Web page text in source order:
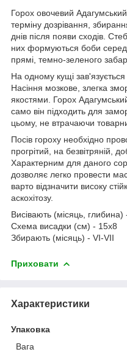
Горох овочевий
терміну дозрівання,
днів після появи сходів.
них формуються боби
прямі, темно-зеленого
На одному кущі
Насіння мозкове, злегка
якостями. Горох
само він підходить для
цьому, не втрачаючи
Посів гороху необхідно
прогрітий, на безвітряній,
Характерним для даного
дозволяє легко провести
варто відзначити високу
аскохітозу.
Висівають (місяць,
Схема висадки (см) - 15х8
Збирають (місяць) - VI-VII
Приховати
Характеристики
Упаковка
Вага